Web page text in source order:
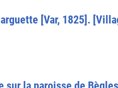
[Var, 1825].
la paroisse de